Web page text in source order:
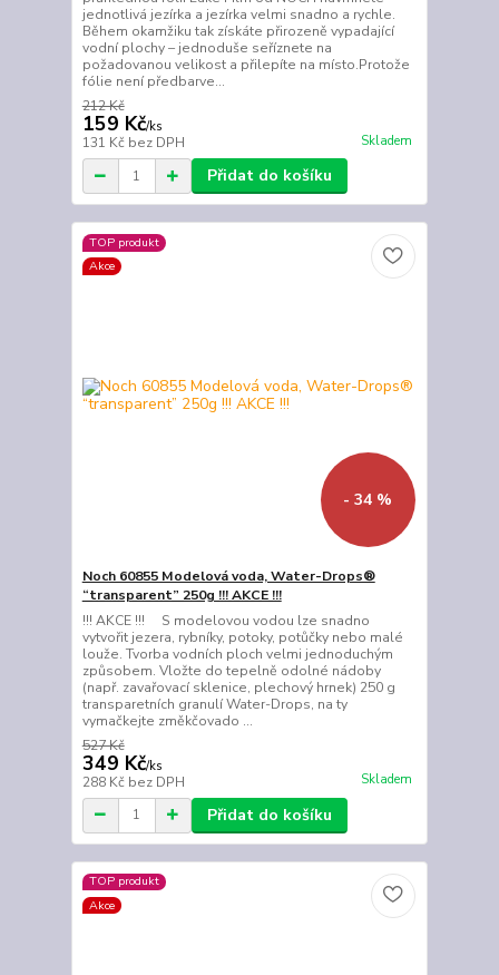
jednotlivá jezírka a jezírka velmi snadno a rychle.
Během okamžiku tak získáte přirozeně vypadající
vodní plochy – jednoduše seříznete na
požadovanou velikost a přilepíte na místo.Protože
fólie není předbarve...
212 Kč
159 Kč/ks
131 Kč bez DPH Skladem
Přidat do košíku
TOP produkt
Akce
- 34 %
Noch 60855 Modelová voda, Water-Drops®
“transparent” 250g !!! AKCE !!!
!!! AKCE !!! S modelovou vodou lze snadno
vytvořit jezera, rybníky, potoky, potůčky nebo malé
louže. Tvorba vodních ploch velmi jednoduchým
způsobem. Vložte do tepelně odolné nádoby
(např. zavařovací sklenice, plechový hrnek) 250 g
transparetních granulí Water-Drops, na ty
vymačkejte změkčovado ...
527 Kč
349 Kč/ks
288 Kč bez DPH Skladem
Přidat do košíku
TOP produkt
Akce